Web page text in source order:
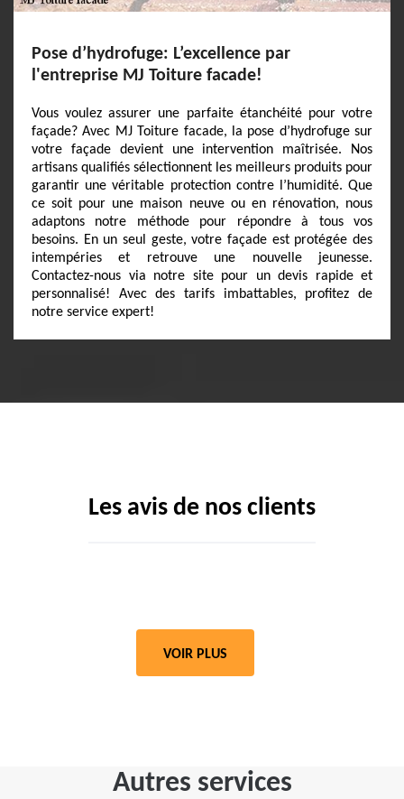
Pose d’hydrofuge: L’excellence par
l'entreprise MJ Toiture facade!
Vous voulez assurer une parfaite étanchéité pour votre
façade? Avec MJ Toiture facade, la pose d’hydrofuge sur
votre façade devient une intervention maîtrisée. Nos
artisans qualifiés sélectionnent les meilleurs produits pour
garantir une véritable protection contre l’humidité. Que
ce soit pour une maison neuve ou en rénovation, nous
adaptons notre méthode pour répondre à tous vos
besoins. En un seul geste, votre façade est protégée des
intempéries et retrouve une nouvelle jeunesse.
Contactez-nous via notre site pour un devis rapide et
personnalisé! Avec des tarifs imbattables, profitez de
notre service expert!
Les avis de nos clients
VOIR PLUS
Autres services